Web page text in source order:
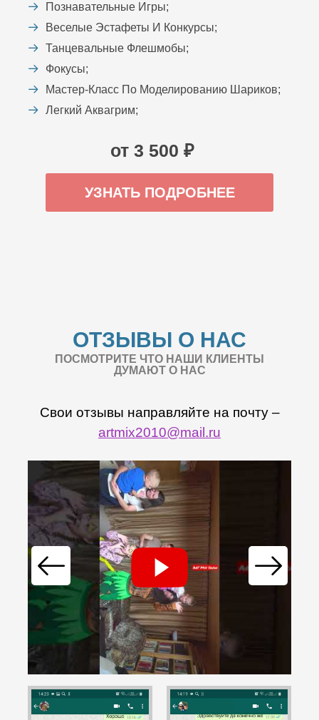
Познавательные Игры;
Веселые Эстафеты И Конкурсы;
Танцевальные Флешмобы;
Фокусы;
Мастер-Класс По Моделированию Шариков;
Легкий Аквагрим;
от 3 500 ₽
УЗНАТЬ ПОДРОБНЕЕ
ОТЗЫВЫ О НАС
ПОСМОТРИТЕ ЧТО НАШИ КЛИЕНТЫ
ДУМАЮТ О НАС
Свои отзывы направляйте на почту –
artmix2010@mail.ru